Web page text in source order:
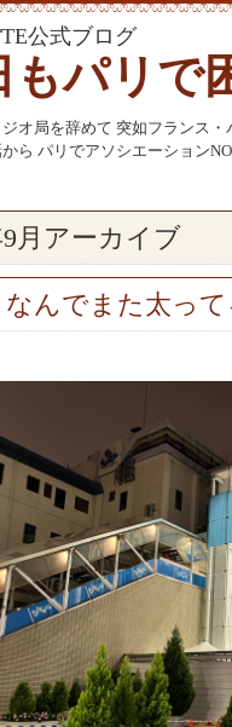
公式ブログ
もパリで
オ局を辞めて 突如フランス
ら パリでアソシエーション
9月アーカイブ
なんでまた太っ